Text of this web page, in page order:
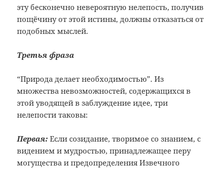
эту бесконечно невероятную нелепость, получив
пощёчину от этой истины, должны отказаться от
подобных мыслей.
Третья фраза
“Природа делает необходимостью”. Из
множества невозможностей, содержащихся в
этой уводящей в заблуждение идее, три
нелепости таковы:
Первая: Если созидание, творимое со знанием, с
видением и мудростью, принадлежащее перу
могущества и предопределения Извечного